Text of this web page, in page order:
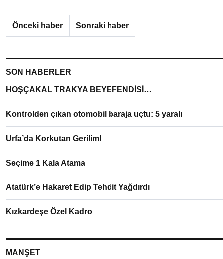
Önceki haber Sonraki haber
SON HABERLER
HOŞÇAKAL TRAKYA BEYEFENDİSİ…
Kontrolden çıkan otomobil baraja uçtu: 5 yaralı
Urfa’da Korkutan Gerilim!
Seçime 1 Kala Atama
Atatürk’e Hakaret Edip Tehdit Yağdırdı
Kızkardeşe Özel Kadro
MANŞET